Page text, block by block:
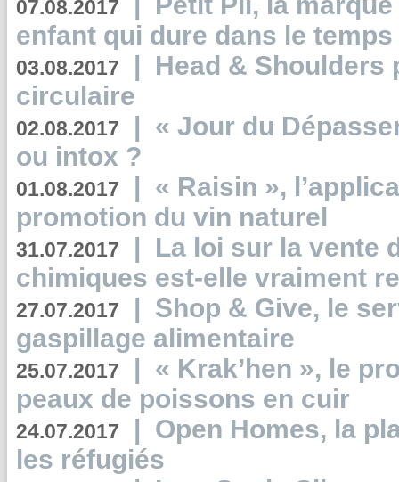
07.08.2017
enfant qui dure dans le temps
03.08.2017 | Head & Shoulders
circulaire
02.08.2017 | « Jour du
ou intox ?
01.08.2017 | « Raisin »,
promotion du vin naturel
31.07.2017 | La loi sur la vente
chimiques est-elle vraiment
27.07.2017 | Shop & Give, le
gaspillage alimentaire
25.07.2017 | « Krak’hen », le
peaux de poissons en cuir
24.07.2017 | Open Homes, la
les réfugiés